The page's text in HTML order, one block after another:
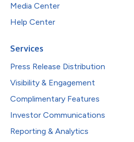
Media Center
Help Center
Services
Press Release Distribution
Visibility & Engagement
Complimentary Features
Investor Communications
Reporting & Analytics